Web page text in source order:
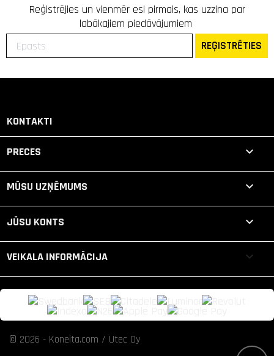
Reģistrējies un vienmēr esi pirmais, kas uzzina par
labākajiem piedāvājumiem
REĢISTRĒTIES
KONTAKTI
PRECES 
MŪSU UZŅĒMUMS 
JŪSU KONTS 
VEIKALA INFORMĀCIJA keyboard_arrow_down
© 2026 - Koneita.com / Utec Oy